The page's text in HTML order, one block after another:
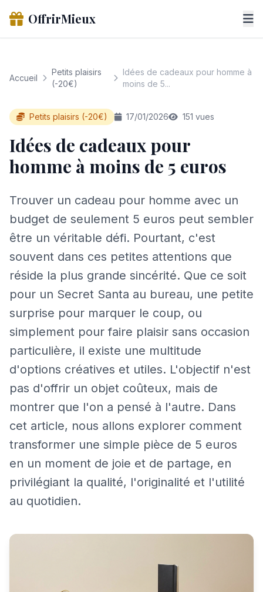
OffrirMieux
Accueil
Petits plaisirs
(-20€)
Idées de cadeaux pour homme à
moins de 5...
Petits plaisirs (-20€) 17/01/2026 151 vues
Idées de cadeaux pour
homme à moins de 5 euros
Trouver un cadeau pour homme avec un
budget de seulement 5 euros peut sembler
être un véritable défi. Pourtant, c'est
souvent dans ces petites attentions que
réside la plus grande sincérité. Que ce soit
pour un Secret Santa au bureau, une petite
surprise pour marquer le coup, ou
simplement pour faire plaisir sans occasion
particulière, il existe une multitude
d'options créatives et utiles. L'objectif n'est
pas d'offrir un objet coûteux, mais de
montrer que l'on a pensé à l'autre. Dans
cet article, nous allons explorer comment
transformer une simple pièce de 5 euros
en un moment de joie et de partage, en
privilégiant la qualité, l'originalité et l'utilité
au quotidien.